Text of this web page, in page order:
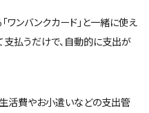
ワンバンクカード」と一緒に使え
払うだけで、自動的に支出が
活費やお小遣いなどの支出管